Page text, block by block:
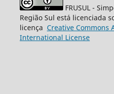
FRUSUL -
Região Sul está licenciada
licença Creative Commons
International License